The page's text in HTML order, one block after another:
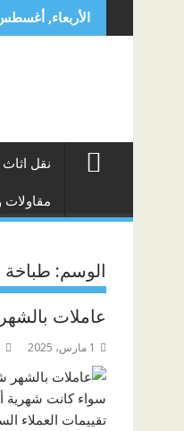
to
الأربعاء, أغسطس 5,
نقل
مقاولات
الوسم: طباخة
عاملات بالشهر
1 مارس، 2025
سواء كانت شهرية
تقييمات العملاء